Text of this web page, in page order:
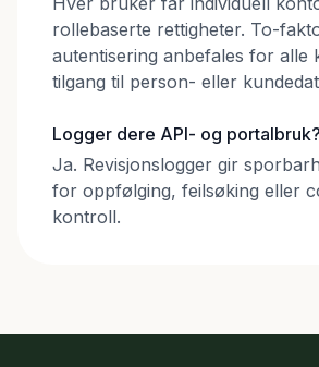
rollebaserte rettigheter. To-
autentisering anbefales for alle
tilgang til person- eller
Logger dere API- og portalbruk?
Ja. Revisjonslogger gir
for oppfølging, feilsøking eller
kontroll.